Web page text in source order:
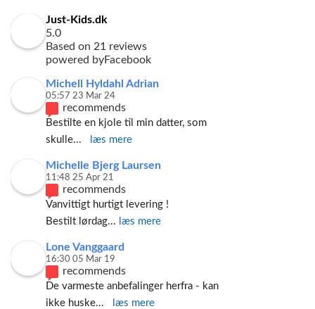
Just-Kids.dk
5.0
Based on 21 reviews
powered byFacebook
Michell Hyldahl Adrian
05:57 23 Mar 24
recommends
Bestilte en kjole til min datter, som
skulle... læs mere
Michelle Bjerg Laursen
11:48 25 Apr 21
recommends
Vanvittigt hurtigt levering !
Bestilt lørdag... læs mere
Lone Vanggaard
16:30 05 Mar 19
recommends
De varmeste anbefalinger herfra - kan
ikke huske... læs mere